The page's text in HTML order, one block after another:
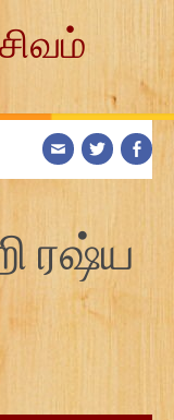
ரஷ்ய